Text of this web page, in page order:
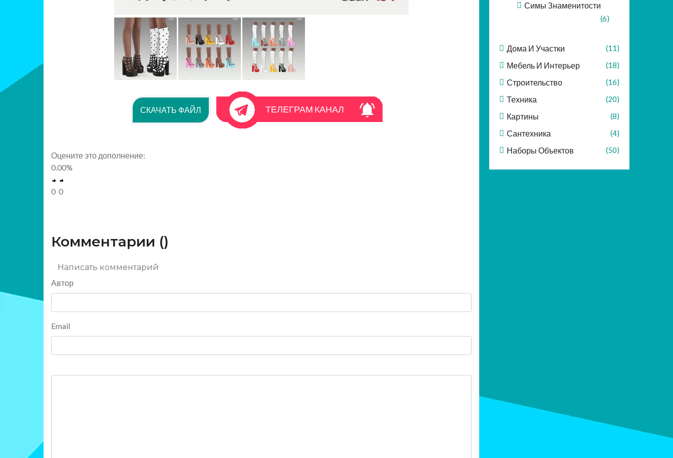
СКАЧАТЬ ФАЙЛ ТЕЛЕГРАМ КАНАЛ
Оцените это дополнение:
0.00%
0 0
Комментарии ()
Написать комментарий
Автор
Email
Симы Знаменитости
(6)
Дома И Участки (11)
Мебель И Интерьер (18)
Строительство (16)
Техника (20)
Картины (8)
Сантехника (4)
Наборы Объектов (50)